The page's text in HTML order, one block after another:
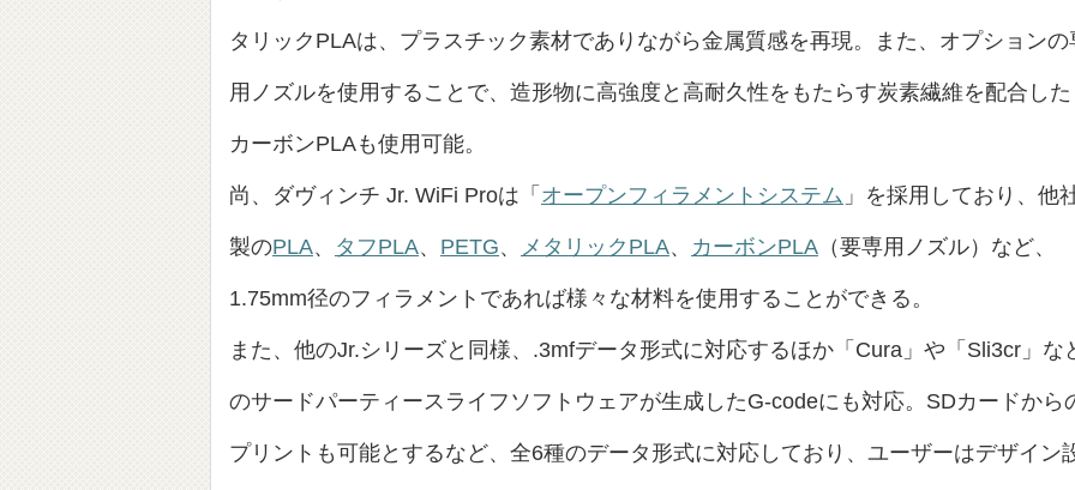
タリックPLAは、プラスチック素材でありながら金属質感を再現。また、オプションの
用ノズルを使用することで、造形物に高強度と高耐久性をもたらす炭素繊維を配合した
カーボンPLAも使用可能。
尚、ダヴィンチ Jr. WiFi Proは「 オープンフィラメントシステム 」を採用しており、他
製のPLA、 タフPLA、 PETG、 メタリックPLA、 カーボンPLA （要専用ノズル）など、
1.75mm径のフィラメントであれば様々な材料を使用することができる。
また、他のJr.シリーズと同様、.3mfデータ形式に対応するほか「Cura」や「Sli3cr」な
のサードパーティースライフソフトウェアが生成したG-codeにも対応。SDカードから
プリントも可能とするなど、全6種のデータ形式に対応しており、ユーザーはデザイン